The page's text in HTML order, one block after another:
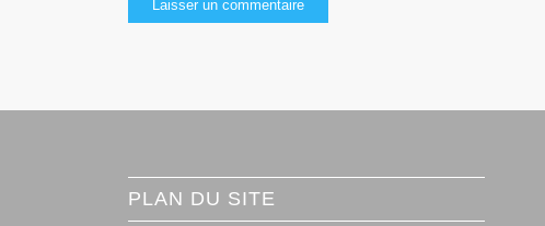
PLAN DU SITE